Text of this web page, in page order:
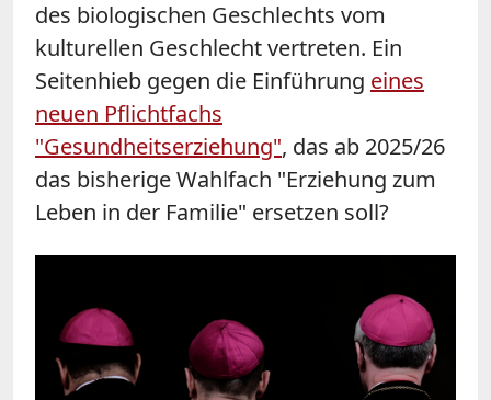
des biologischen Geschlechts vom
kulturellen Geschlecht vertreten. Ein
Seitenhieb gegen die Einführung eines
neuen Pflichtfachs
"Gesundheitserziehung", das ab 2025/26
das bisherige Wahlfach "Erziehung zum
Leben in der Familie" ersetzen soll?